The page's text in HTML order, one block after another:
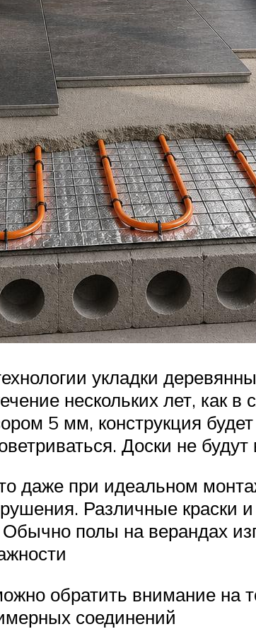
укладки
нескольких лет, как
5 мм, конструкция
Доски не
даже при идеальном
Различные краски
полы на верандах
обратить внимание на
соединений